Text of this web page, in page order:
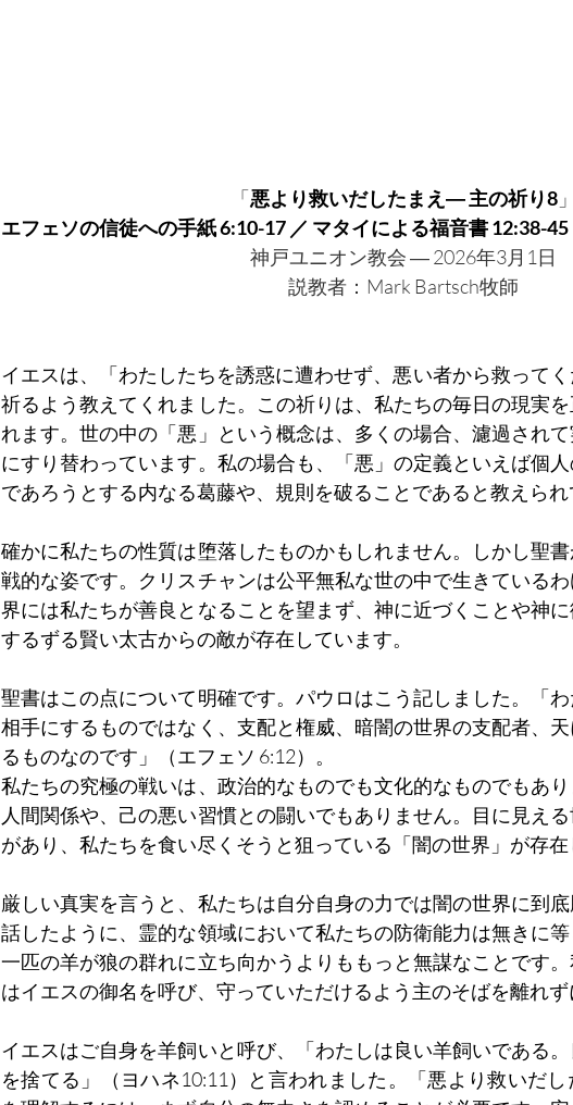
「悪より救いだしたまえ― 主の祈り8」
エフェソの信徒への手紙 6:10-17 ／ マタイによる福音書 12:38-45
神戸ユニオン教会 ― 2026年3月1日
説教者：Mark Bartsch牧師
イエスは、「わたしたちを誘惑に遭わせず、悪い者から救って
祈るよう教えてくれました。この祈りは、私たちの毎日の現実
れます。世の中の「悪」という概念は、多くの場合、濾過され
にすり替わっています。私の場合も、「悪」の定義といえば個人
であろうとする内なる葛藤や、規則を破ることであると教えられ
確かに私たちの性質は堕落したものかもしれません。しかし聖
戦的な姿です。クリスチャンは公平無私な世の中で生きている
界には私たちが善良となることを望まず、神に近づくことや神
するずる賢い太古からの敵が存在しています。
聖書はこの点について明確です。パウロはこう記しました。「
相手にするものではなく、支配と権威、暗闇の世界の支配者、
るものなのです」（エフェソ 6:12）。
私たちの究極の戦いは、政治的なものでも文化的なものでもあ
人間関係や、己の悪い習慣との闘いでもありません。目に見え
があり、私たちを食い尽くそうと狙っている「闇の世界」が存在
厳しい真実を言うと、私たちは自分自身の力では闇の世界に到
話したように、霊的な領域において私たちの防衛能力は無きに
一匹の羊が狼の群れに立ち向かうよりももっと無謀なことです
はイエスの御名を呼び、守っていただけるよう主のそばを離れず
イエスはご自身を羊飼いと呼び、「わたしは良い羊飼いである
を捨てる」（ヨハネ10:11）と言われました。「悪より救いだ